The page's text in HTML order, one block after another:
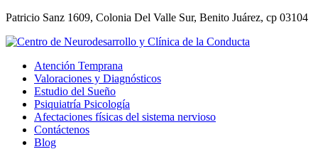
Patricio Sanz 1609, Colonia Del Valle Sur, Benito Juárez, cp 03104
Atención Temprana
Valoraciones y Diagnósticos
Estudio del Sueño
Psiquiatría Psicología
Afectaciones físicas del sistema nervioso
Contáctenos
Blog